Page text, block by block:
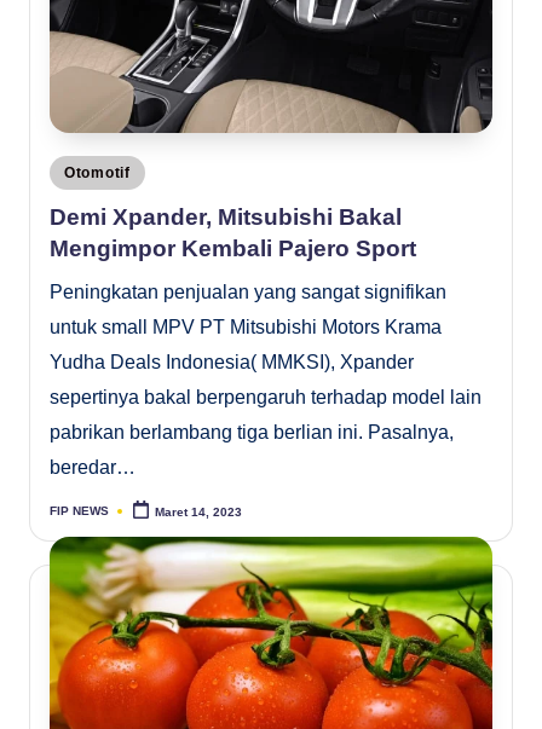
Posted
Otomotif
Demi Xpander, Mitsubishi Bakal
Mengimpor Kembali Pajero Sport
Peningkatan penjualan yang sangat signifikan
untuk small MPV PT Mitsubishi Motors Krama
Yudha Deals Indonesia( MMKSI), Xpander
sepertinya bakal berpengaruh terhadap model lain
pabrikan berlambang tiga berlian ini. Pasalnya,
beredar…
Posted
FIP NEWS Maret 14, 2023